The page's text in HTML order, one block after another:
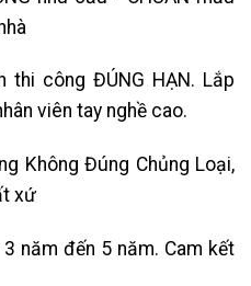
thi công ĐÚNG HẠN. Lắp
viên tay nghề cao.
Không Đúng Chủng Loại,
xứ
năm đến 5 năm. Cam kết